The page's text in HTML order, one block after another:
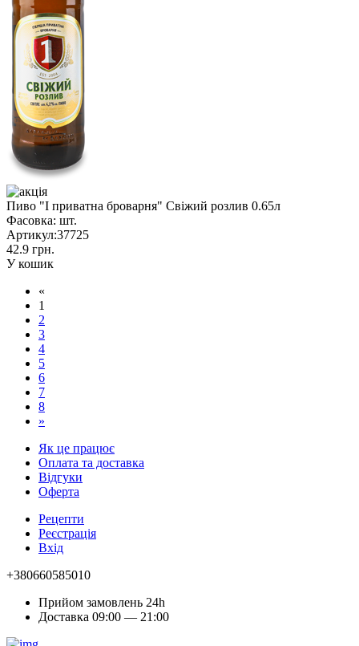
Пиво "I приватна броварня" Свіжий розлив 0.65л
Фасовка: шт.
Артикул:37725
42.9 грн.
У кошик
«
1
2
3
4
5
6
7
8
»
Як це працює
Оплата та доставка
Відгуки
Оферта
Рецепти
Реєстрація
Вхід
+380660585010
Прийом замовлень 24h
Доставка 09:00 — 21:00